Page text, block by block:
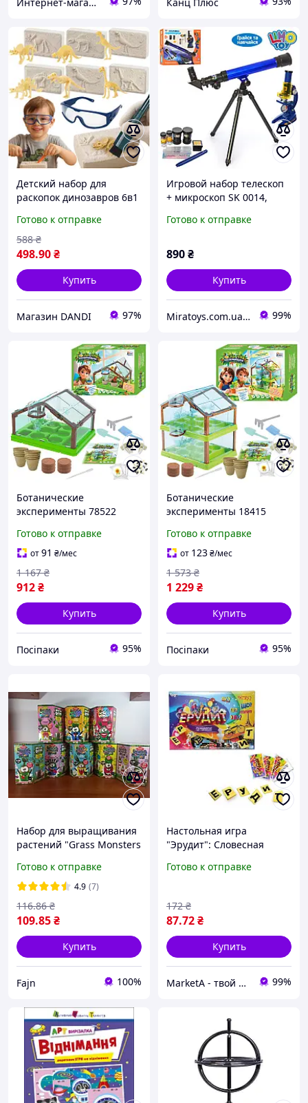
Детский набор для
раскопок динозавров 6в1
Kruzzel 26422
Готово к отправке
498.90₴
588 ₴
Купить
Магазин DANDI 97%
Игровой набор телескоп
+ микроскоп SK 0014,
2в1
Готово к отправке
890₴
Купить
Miratoys.com.ua - МІРАТОЙС 99%
Ботанические
эксперименты 78522
теплица, семена,
инструменты, в коробке
Готово к отправке
от91 ₴/мес
912₴
1 167 ₴
Купить
Посіпаки 95%
Ботанические
эксперименты 18415
теплица, семена,
инструменты, в коробке
Готово к отправке
от 123₴/мес
1 229₴
1 573 ₴
Купить
Посіпаки 95%
Набор для выращивания
растений "Grass Monsters
Готово к отправке
4.9 (7)
109.85₴
116.86 ₴
Купить
Fajn 100%
Настольная игра
"Эрудит": Словесная
с международными
Готово к отправке
87.72₴
172 ₴
Купить
MarketA - твой маркет! 99%